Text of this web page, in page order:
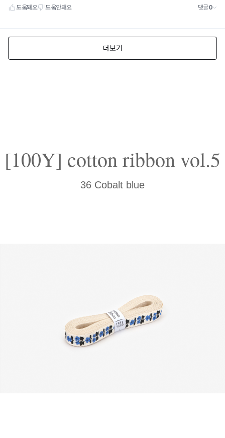
[100Y] cotton ribbon vol.5
36 Cobalt blue